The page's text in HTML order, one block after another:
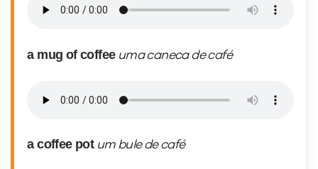
a mug of coffee uma caneca de café
a coffee pot um bule de café